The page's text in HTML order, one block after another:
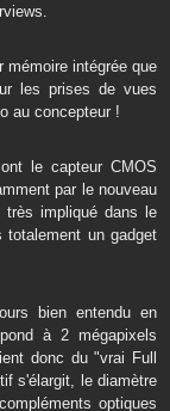
mémoire intégrée que
les prises de vues
au concepteur !
le capteur CMOS
par le nouveau
impliqué dans le
totalement un gadget
bien entendu en
à 2 mégapixels
donc du "vrai Full
s'élargit, le diamètre
optiques